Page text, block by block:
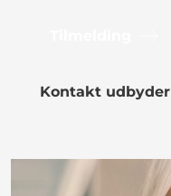
Kontakt udbyder